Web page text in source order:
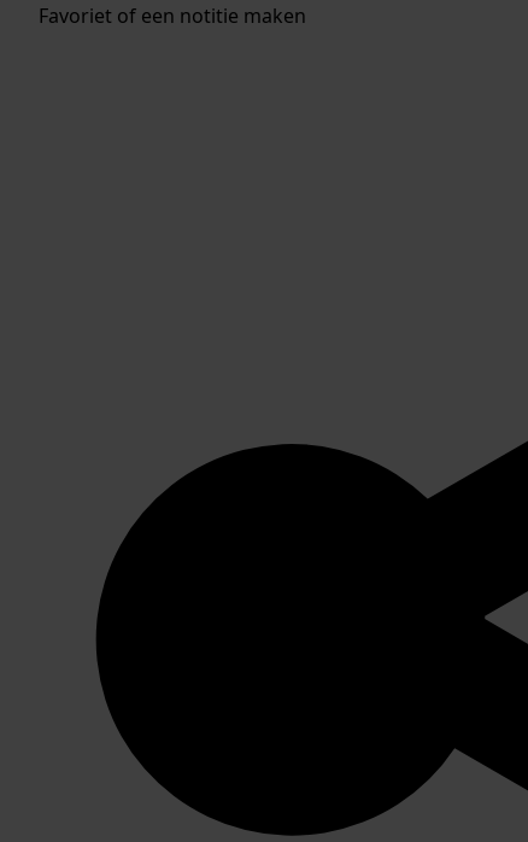
Favoriet of een notitie maken